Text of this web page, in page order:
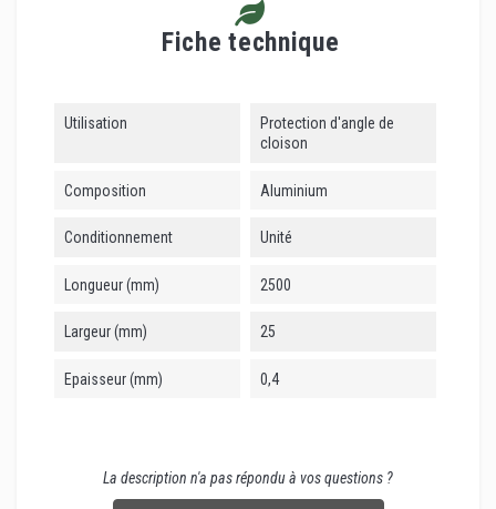
Fiche technique
Utilisation
Protection d'angle de
cloison
Composition Aluminium
Conditionnement Unité
Longueur (mm) 2500
Largeur (mm) 25
Epaisseur (mm) 0,4
La description n'a pas répondu à vos questions ?